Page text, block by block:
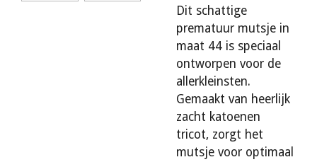
Dit schattige
prematuur mutsje in
maat 44 is speciaal
ontworpen voor de
allerkleinsten.
Gemaakt van heerlijk
zacht katoenen
tricot, zorgt het
mutsje voor optimaal